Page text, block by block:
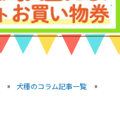
犬種のコラム記事一覧